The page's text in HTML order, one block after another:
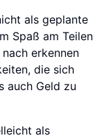
als geplante
Spaß am Teilen
erkennen
die sich
auch Geld zu
als